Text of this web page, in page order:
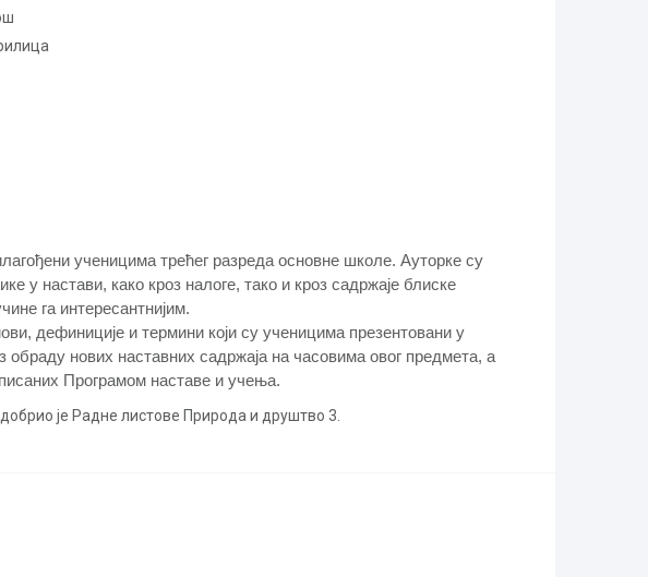
ученицима трећег разреда основне школе. Ауторке су
у настави, како кроз налоге, тако и кроз садржаје блиске
га интересантнијим.
дефиниције и термини који су ученицима презентовани у
нових наставних садржаја на часовима овог предмета, а
Програмом наставе и учења.
је Радне листове Природа и друштво 3.